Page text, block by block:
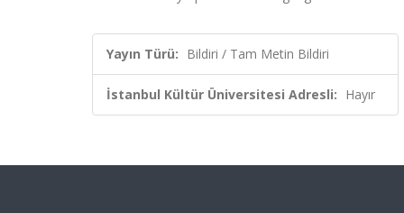
Yayın Türü: Bildiri / Tam Metin Bildiri
İstanbul Kültür Üniversitesi Adresli: Hayır